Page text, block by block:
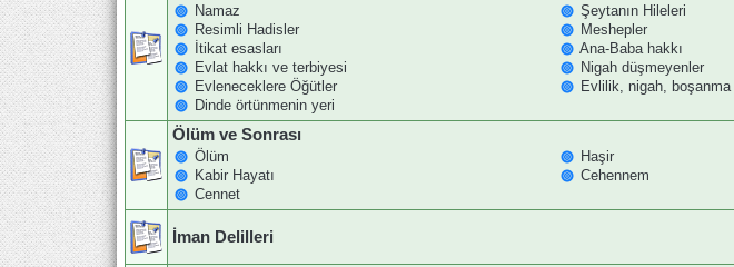
Namaz
Şeytanın Hileleri
Resimli Hadisler
Meshepler
İtikat esasları
Ana-Baba hakkı
Evlat hakkı ve terbiyesi
Nigah düşmeyenler
Evleneceklere Öğütler
Evlilik, nigah, boşanma
Dinde örtünmenin yeri
Ölüm ve Sonrası
Ölüm
Haşir
Kabir Hayatı
Cehennem
Cennet
İman Delilleri